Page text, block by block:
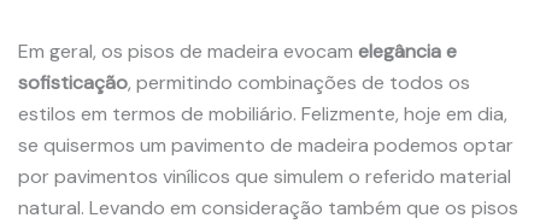
Em geral, os pisos de madeira evocam elegância e
sofisticação, permitindo combinações de todos os
estilos em termos de mobiliário. Felizmente, hoje em dia,
se quisermos um pavimento de madeira podemos optar
por pavimentos vinílicos que simulem o referido material
natural. Levando em consideração também que os pisos